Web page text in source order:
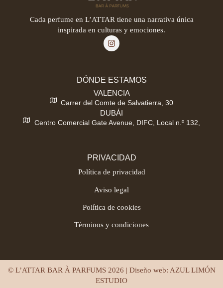
Cada perfume en L’ATTAR tiene una narrativa única
inspirada en culturas y emociones.
DÓNDE ESTAMOS
VALENCIA
Carrer del Comte de Salvatierra, 30
DUBÁI
Centro Comercial Gate Avenue, DIFC, Local n.º 132,
PRIVACIDAD
Política de privacidad
Aviso legal
Política de cookies
Términos y condiciones
© L’ATTAR BAR À PARFUMS 2026 | Diseño web: AZUL LIMÓN
ESTUDIO